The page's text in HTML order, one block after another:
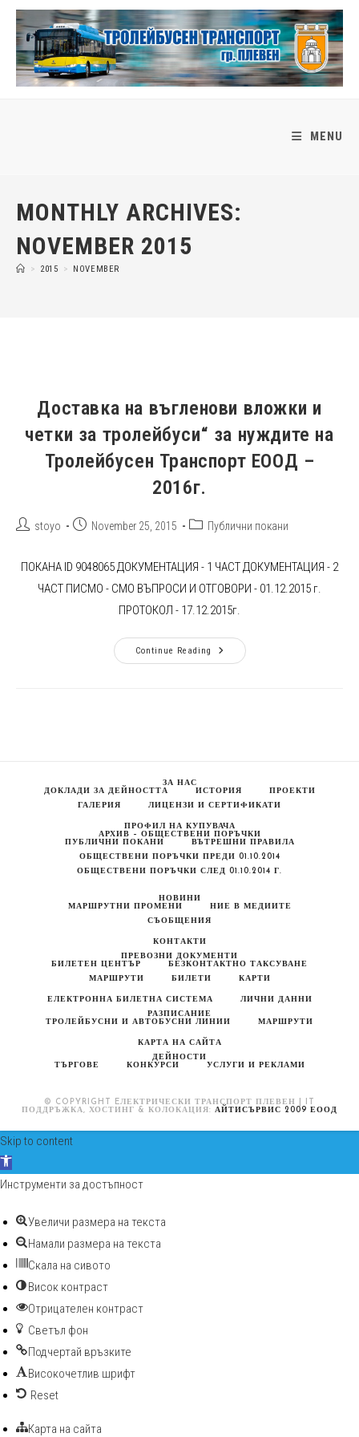
Skip
content
MENU
MONTHLY ARCHIVES:
NOVEMBER 2015
> 2015 > NOVEMBER
Доставка на въгленови вложки и
четки за тролейбуси“ за нуждите на
Тролейбусен Транспорт ЕООД –
2016г.
Poststoyo
PostNovember 25, 2015
PostПублични покани
ПОКАНА ID 9048065 ДОКУМЕНТАЦИЯ - 1 ЧАСТ ДОКУМЕНТАЦИЯ - 2
ЧАСТ ПИСМО - СМО ВЪПРОСИ И ОТГОВОРИ - 01.12.2015 г.
ПРОТОКОЛ - 17.12.2015г.
Continue Reading
Доставка
На
Транспорт
ЕООД
–
ЗА НАС
ДОКЛАДИ ЗА ДЕЙНОСТТА
ИСТОРИЯ
ПРОЕКТИ
ГАЛЕРИЯ
ЛИЦЕНЗИ И СЕРТИФИКАТИ
ПРОФИЛ НА КУПУВАЧА
АРХИВ – ОБЩЕСТВЕНИ ПОРЪЧКИ
ПУБЛИЧНИ ПОКАНИ
ВЪТРЕШНИ ПРАВИЛА
ОБЩЕСТВЕНИ ПОРЪЧКИ ПРЕДИ 01.10.2014
ОБЩЕСТВЕНИ ПОРЪЧКИ СЛЕД 01.10.2014 Г.
НОВИНИ
МАРШРУТНИ ПРОМЕНИ
НИЕ В МЕДИИТЕ
СЪОБЩЕНИЯ
КОНТАКТИ
ПРЕВОЗНИ ДОКУМЕНТИ
БИЛЕТЕН ЦЕНТЪР
БЕЗКОНТАКТНО ТАКСУВАНЕ
МАРШРУТИ
БИЛЕТИ КАРТИ
ЕЛЕКТРОННА БИЛЕТНА СИСТЕМА
ЛИЧНИ ДАННИ
РАЗПИСАНИЕ
ТРОЛЕЙБУСНИ И АВТОБУСНИ ЛИНИИ
МАРШРУТИ
КАРТА НА САЙТА
ДЕЙНОСТИ
ТЪРГОВЕ
КОНКУРСИ УСЛУГИ И РЕКЛАМИ
© COPYRIGHT EЛЕКТРИЧЕСКИ ТРАНСПОРТ ПЛЕВЕН | IT
ПОДДРЪЖКА, ХОСТИНГ & КОЛОКАЦИЯ: АЙТИСЪРВИС 2009 ЕООД
Skip to content
Open toolbar
Инструменти за достъпност
Увеличи размера на текста
Намали размера на текста
Скала на сивото
Висок контраст
Отрицателен контраст
Светъл фон
Подчертай връзките
Високочетлив шрифт
Reset
Карта на сайта